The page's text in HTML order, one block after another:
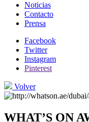
Noticias
Contacto
Prensa
Facebook
Twitter
Instagram
Pinterest
Volver
WHAT’S ON